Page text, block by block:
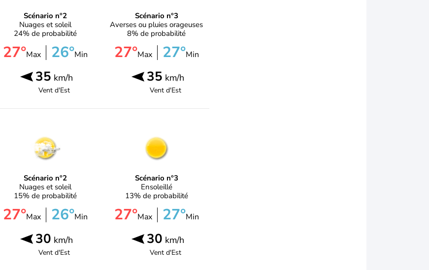
Scénario n°2
Nuages et soleil
24% de probabilité
27°Max 26°Min
35 km/h
Vent d'Est
Scénario n°3
Averses ou pluies orageuses
8% de probabilité
27°Max 27°Min
35 km/h
Vent d'Est
Scénario n°2
Nuages et soleil
15% de probabilité
27°Max 26°Min
30 km/h
Vent d'Est
Scénario n°3
Ensoleillé
13% de probabilité
27°Max 27°Min
30 km/h
Vent d'Est